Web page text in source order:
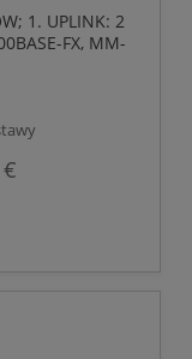
1. UPLINK: 2
FX, MM-